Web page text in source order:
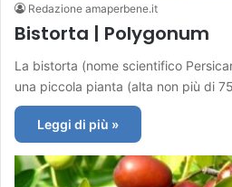
Redazione amaperbene.it
Bistorta | Polygonum
La bistorta (nome scientifico
una piccola pianta (alta non più di
Leggi di più »